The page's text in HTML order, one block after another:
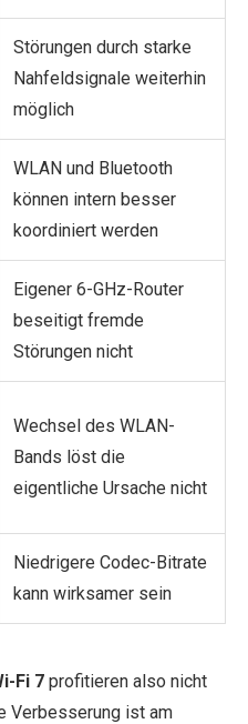
Störungen durch starke
Nahfeldsignale weiterhin
möglich
WLAN und Bluetooth
können intern besser
koordiniert werden
Eigener 6-GHz-Router
beseitigt fremde
Störungen nicht
Wechsel des WLAN-
Bands löst die
eigentliche Ursache nicht
Niedrigere Codec-Bitrate
kann wirksamer sein
Fi 7 profitieren also nicht
Verbesserung ist am